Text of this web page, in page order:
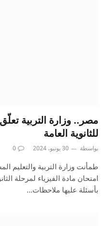
مصر.. وزارة التربية
للثانوية العامة
بواسطة 30 يونيو، 2024 0
طمأنت وزارة التربية والتعليم
امتحان مادة الفيزياء لمرحلة
بأسئلة عليها ملاحظات…